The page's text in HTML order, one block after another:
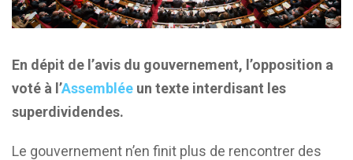
En dépit de l’avis du gouvernement, l’opposition a
voté à l’Assemblée un texte interdisant les
superdividendes.
Le gouvernement n’en finit plus de rencontrer des